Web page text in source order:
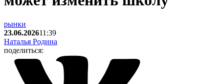
рынки
23.06.202611:39
Наталья Родина
поделиться: